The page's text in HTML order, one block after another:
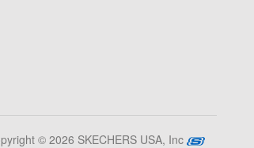
© 2026 SKECHERS USA, Inc